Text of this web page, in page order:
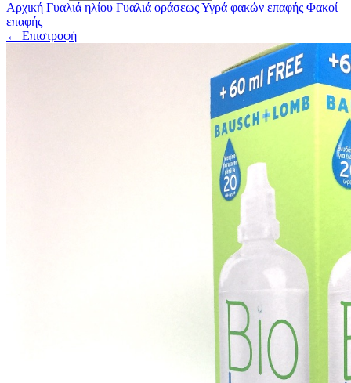
Αρχική Γυαλιά ηλίου Γυαλιά οράσεωςΥγρά φακών επαφής Φακοί
επαφής
← Επιστροφή